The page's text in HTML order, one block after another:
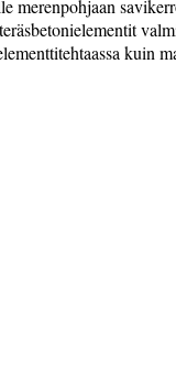
merenpohjaan
kuin